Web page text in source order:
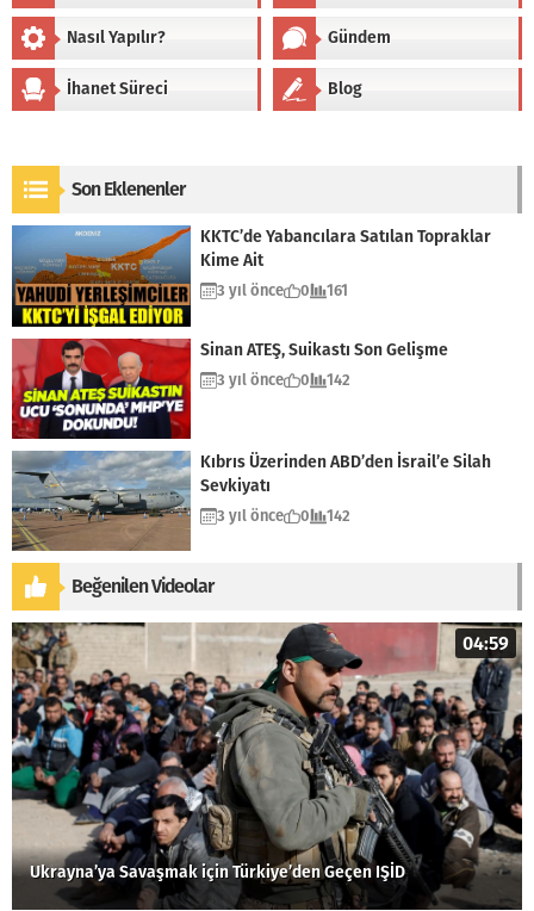
Nasıl Yapılır? Gündem
İhanet Süreci Blog
Son Eklenenler
KKTC’de Yabancılara Satılan Topraklar
Kime Ait
3 yıl önce 0 161
Sinan ATEŞ, Suikastı Son Gelişme
3 yıl önce 0 142
Kıbrıs Üzerinden ABD’den İsrail’e Silah
Sevkiyatı
3 yıl önce 0 142
Beğenilen Videolar
04:59
Ukrayna’ya Savaşmak için Türkiye’den Geçen IŞİD